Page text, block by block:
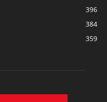
396
384
359